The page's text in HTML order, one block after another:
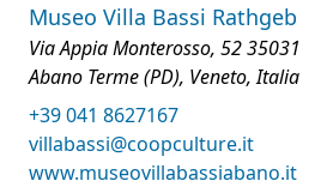
Museo Villa Bassi Rathgeb
Via Appia Monterosso, 52 35031
Abano Terme (PD), Veneto, Italia
+39 041 8627167
villabassi@coopculture.it
www.museovillabassiabano.it